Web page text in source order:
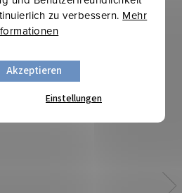
zu verbessern. Mehr
Akzeptieren
Einstellungen
Sommerinspirationen
Mehr für weniger